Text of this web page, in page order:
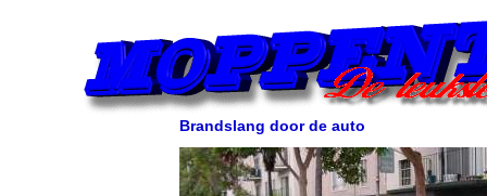
Brandslang door de auto